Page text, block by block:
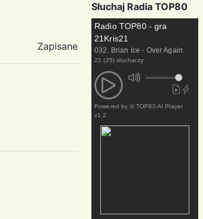
Zapisane
Słuchaj Radia TOP80
Radio TOP80 - gra
21Kris21
032. Brian Ice - Over Again
21 (25) słuchaczy
Powered by © TOP80 AI Player
v1.2